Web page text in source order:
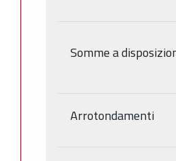
Somme a
Arrotondamenti